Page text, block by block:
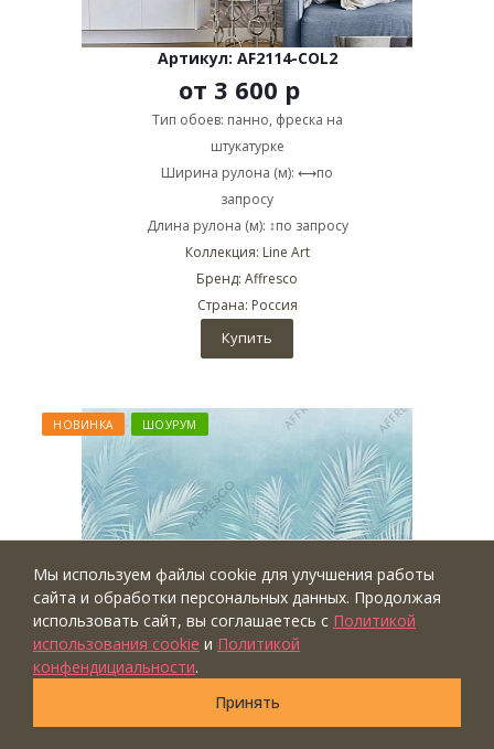
Артикул: AF2114-COL2
от 3 600 р
Тип обоев: панно, фреска на
штукатурке
Ширина рулона (м): ⟷по
запросу
Длина рулона (м): ↕по запросу
Коллекция: Line Art
Бренд: Affresco
Страна: Россия
Купить
НОВИНКА ШОУРУМ
Мы используем файлы cookie для улучшения работы
сайта и обработки персональных данных. Продолжая
использовать сайт, вы соглашаетесь с Политикой
использования cookie и Политикой
конфендициальности.
Принять